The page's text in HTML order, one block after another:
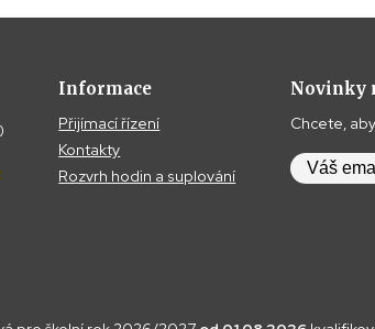
Informace
Přijímací řízení
Kontakty
Rozvrh hodin a suplování
Novinky
Chcete,